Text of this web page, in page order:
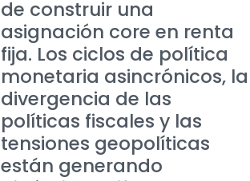
de construir una
asignación core en renta
fija. Los ciclos de política
monetaria asincrónicos, la
divergencia de las
políticas fiscales y las
tensiones geopolíticas
están generando